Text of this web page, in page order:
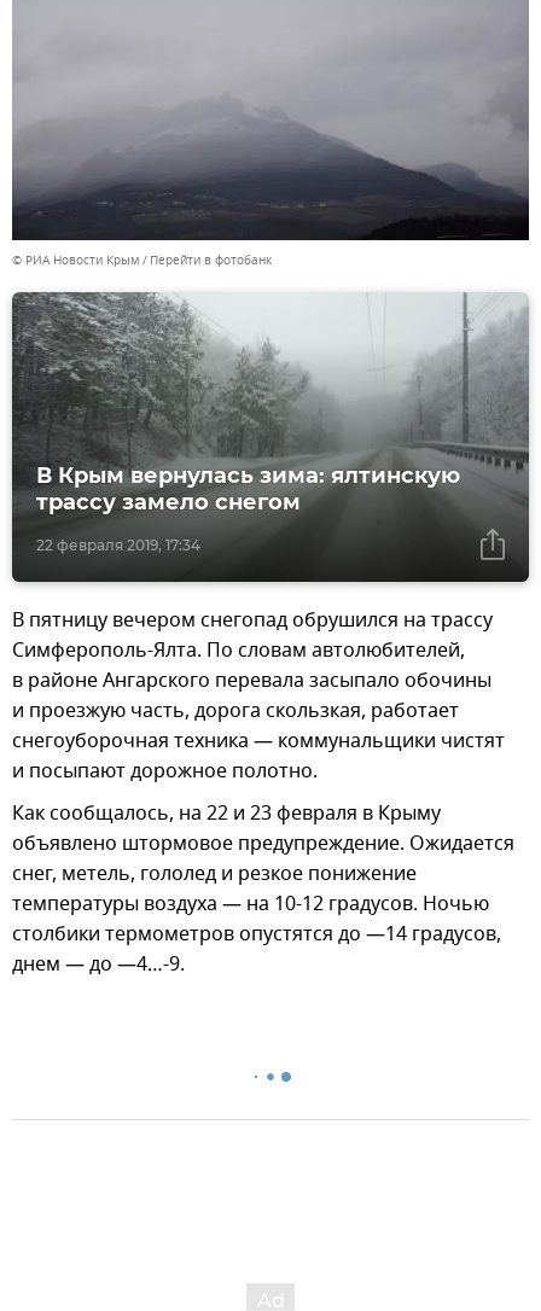
© РИА Новости Крым Перейти в фотобанк
22 февраля 2019, 17:34
В Крым вернулась зима: ялтинскую
трассу замело снегом
В пятницу вечером снегопад обрушился на трассу
Симферополь-Ялта. По словам автолюбителей,
в районе Ангарского перевала засыпало обочины
и проезжую часть, дорога скользкая, работает
снегоуборочная техника — коммунальщики чистят
и посыпают дорожное полотно.
Как сообщалось, на 22 и 23 февраля в Крыму
объявлено штормовое предупреждение. Ожидается
снег, метель, гололед и резкое понижение
температуры воздуха — на 10-12 градусов. Ночью
столбики термометров опустятся до —14 градусов,
днем — до —4…-9.